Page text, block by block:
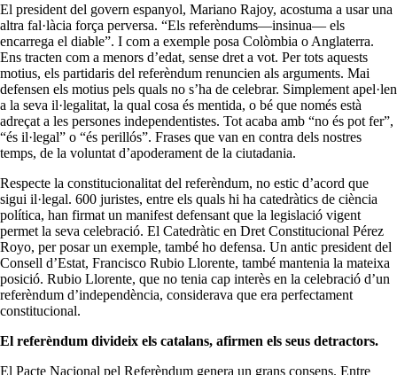
El president del govern espanyol, Mariano Rajoy, acostuma a usar una
altra fal·làcia força perversa. “Els referèndums—insinua— els
encarrega el diable”. I com a exemple posa Colòmbia o Anglaterra.
Ens tracten com a menors d’edat, sense dret a vot. Per tots aquests
motius, els partidaris del referèndum renuncien als arguments. Mai
defensen els motius pels quals no s’ha de celebrar. Simplement apel·len
a la seva il·legalitat, la qual cosa és mentida, o bé que només està
adreçat a les persones independentistes. Tot acaba amb “no és pot fer”,
“és il·legal” o “és perillós”. Frases que van en contra dels nostres
temps, de la voluntat d’apoderament de la ciutadania.
Respecte la constitucionalitat del referèndum, no estic d’acord que
sigui il·legal. 600 juristes, entre els quals hi ha catedràtics de ciència
política, han firmat un manifest defensant que la legislació vigent
permet la seva celebració. El Catedràtic en Dret Constitucional Pérez
Royo, per posar un exemple, també ho defensa. Un antic president del
Consell d’Estat, Francisco Rubio Llorente, també mantenia la mateixa
posició. Rubio Llorente, que no tenia cap interès en la celebració d’un
referèndum d’independència, considerava que era perfectament
constitucional.
El referèndum divideix els catalans, afirmen els seus detractors.
El Pacte Nacional pel Referèndum genera un grans consens. Entre